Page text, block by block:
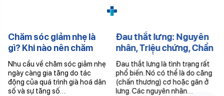
Chăm sóc giảm nhẹ là
gì? Khi nào nên chăm
sóc giảm nhẹ?
Nhu cầu về chăm sóc giảm nhẹ
ngày càng gia tăng do tác
động của quá trình già hoá dân
số và sự tăng số…
Đau thắt lưng: Nguyên
nhân, Triệu chứng, Chẩn
đoán, Điều trị
Đau thắt lưng là tình trạng rất
phổ biến. Nó có thể là do căng
(chấn thương) cơ hoặc gân ở
lưng. Các nguyên nhân…